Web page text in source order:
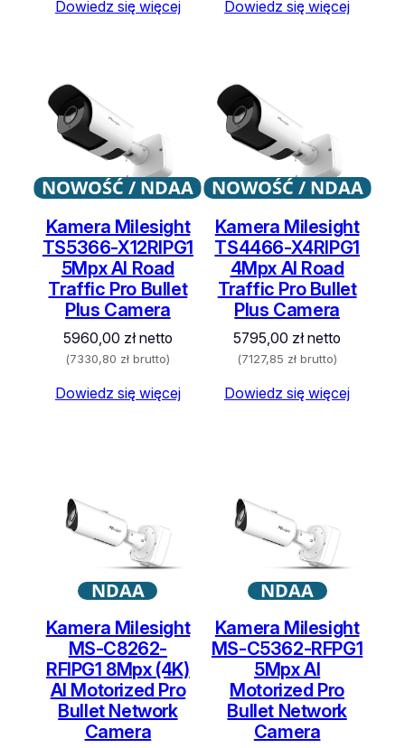
Dowiedz się więcej Dowiedz się więcej
NOWOŚĆ / NDAA
Kamera Milesight
TS5366-X12RIPG1
5Mpx AI Road
Traffic Pro Bullet
Plus Camera
5960,00 złnetto
(7330,80 zł brutto)
Dowiedz się więcej
NOWOŚĆ / NDAA
Kamera Milesight
TS4466-X4RIPG1
4Mpx AI Road
Traffic Pro Bullet
Plus Camera
5795,00 złnetto
(7127,85 zł brutto)
Dowiedz się więcej
NDAA
Kamera Milesight
MS-C8262-
RFIPG1 8Mpx (4K)
AI Motorized Pro
Bullet Network
Camera
NDAA
Kamera Milesight
MS-C5362-RFPG1
5Mpx AI
Motorized Pro
Bullet Network
Camera